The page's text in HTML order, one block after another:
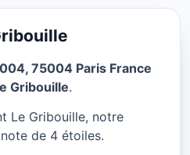
à Paris
75004 Paris France
Gribouille.
Le Gribouille, notre
de 4 étoiles.